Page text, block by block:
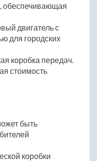
обеспечивающая
двигатель с
для городских
коробка передач.
стоимость
быть
коробки